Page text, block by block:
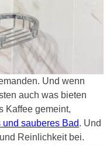
Und wenn
auch was bieten
Kaffee gemeint,
und sauberes Bad. Und
Reinlichkeit bei.